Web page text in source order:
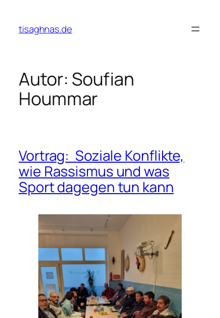
springen
tisaghnas.de
Autor: Soufian
Hoummar
Vortrag: Soziale Konflikte,
wie Rassismus und was
Sport dagegen tun kann